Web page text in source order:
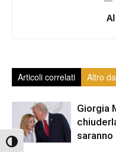
Attiva/disattiva alto contrasto
Articoli correlati Altro
Giorgia